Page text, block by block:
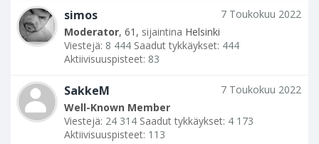
7 Toukokuu 2022
simos
Moderator, 61, sijaintina Helsinki
Viestejä: 8 444 Saadut tykkäykset: 444
Aktiivisuuspisteet: 83
7 Toukokuu 2022
SakkeM
Well-Known Member
Viestejä: 24 314 Saadut tykkäykset: 4 173
Aktiivisuuspisteet: 113